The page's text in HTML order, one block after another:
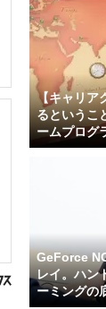
【キャリア
るというこ
ームプログ
GeForce
レイ。ハン
ーミングの